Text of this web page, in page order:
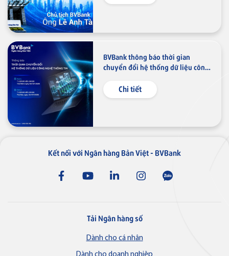
BVBank thông báo thời gian
chuyển đổi hệ thống dữ liệu công
Chi tiết
Thẻ NAPAS
Kết nối với Ngân hàng Bản Việt - BVBank
Tải Ngân hàng số
Dành cho cá nhân